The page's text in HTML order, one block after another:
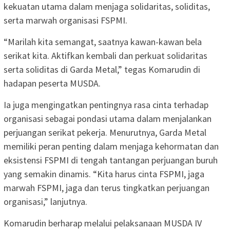
kekuatan utama dalam menjaga solidaritas, soliditas,
serta marwah organisasi FSPMI.
“Marilah kita semangat, saatnya kawan-kawan bela
serikat kita. Aktifkan kembali dan perkuat solidaritas
serta soliditas di Garda Metal,” tegas Komarudin di
hadapan peserta MUSDA.
Ia juga mengingatkan pentingnya rasa cinta terhadap
organisasi sebagai pondasi utama dalam menjalankan
perjuangan serikat pekerja. Menurutnya, Garda Metal
memiliki peran penting dalam menjaga kehormatan dan
eksistensi FSPMI di tengah tantangan perjuangan buruh
yang semakin dinamis. “Kita harus cinta FSPMI, jaga
marwah FSPMI, jaga dan terus tingkatkan perjuangan
organisasi,” lanjutnya.
Komarudin berharap melalui pelaksanaan MUSDA IV